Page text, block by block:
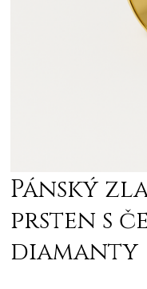
Pánský
prsten s
diamanty